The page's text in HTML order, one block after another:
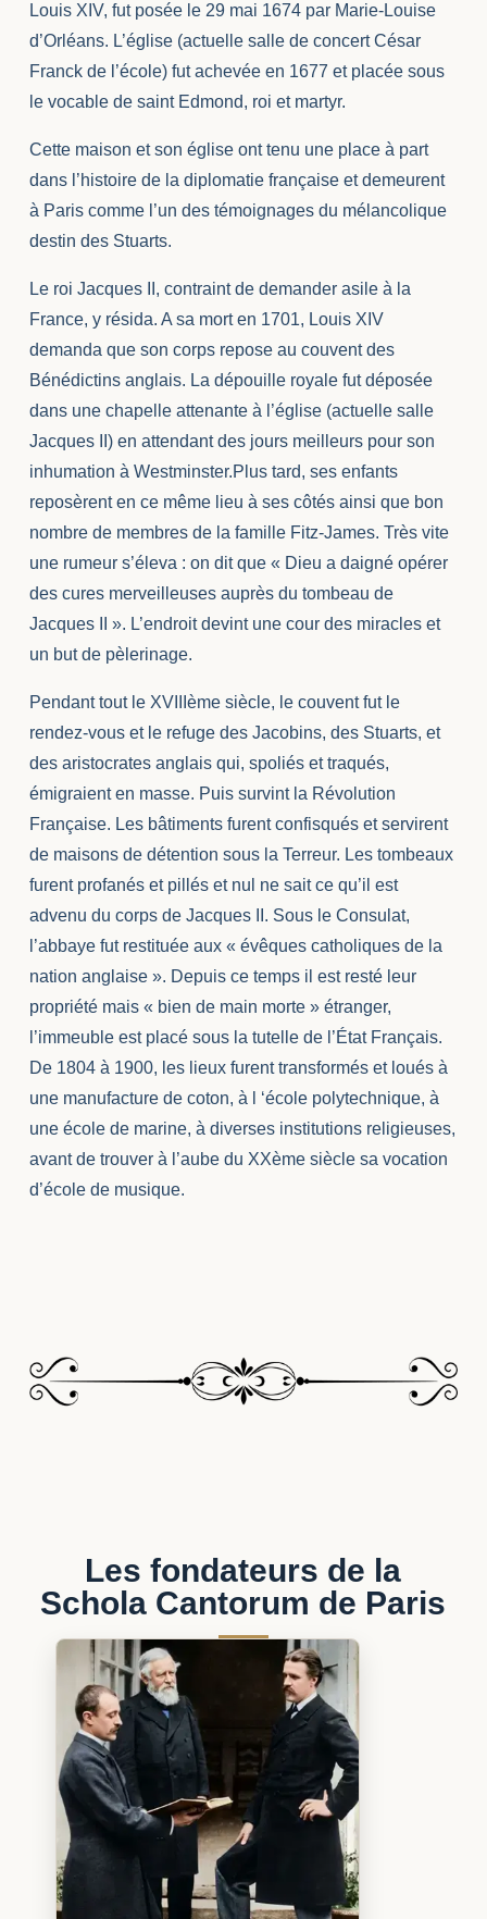
Louis XIV, fut posée le 29 mai 1674 par Marie-Louise
d’Orléans. L’église (actuelle salle de concert César
Franck de l’école) fut achevée en 1677 et placée sous
le vocable de saint Edmond, roi et martyr.
Cette maison et son église ont tenu une place à part
dans l’histoire de la diplomatie française et demeurent
à Paris comme l’un des témoignages du mélancolique
destin des Stuarts.
Le roi Jacques II, contraint de demander asile à la
France, y résida. A sa mort en 1701, Louis XIV
demanda que son corps repose au couvent des
Bénédictins anglais. La dépouille royale fut déposée
dans une chapelle attenante à l’église (actuelle salle
Jacques II) en attendant des jours meilleurs pour son
inhumation à Westminster.Plus tard, ses enfants
reposèrent en ce même lieu à ses côtés ainsi que bon
nombre de membres de la famille Fitz-James. Très vite
une rumeur s’éleva : on dit que « Dieu a daigné opérer
des cures merveilleuses auprès du tombeau de
Jacques II ». L’endroit devint une cour des miracles et
un but de pèlerinage.
Pendant tout le XVIIIème siècle, le couvent fut le
rendez-vous et le refuge des Jacobins, des Stuarts, et
des aristocrates anglais qui, spoliés et traqués,
émigraient en masse. Puis survint la Révolution
Française. Les bâtiments furent confisqués et servirent
de maisons de détention sous la Terreur. Les tombeaux
furent profanés et pillés et nul ne sait ce qu’il est
advenu du corps de Jacques II. Sous le Consulat,
l’abbaye fut restituée aux « évêques catholiques de la
nation anglaise ». Depuis ce temps il est resté leur
propriété mais « bien de main morte » étranger,
l’immeuble est placé sous la tutelle de l’État Français.
De 1804 à 1900, les lieux furent transformés et loués à
une manufacture de coton, à l ‘école polytechnique, à
une école de marine, à diverses institutions religieuses,
avant de trouver à l’aube du XXème siècle sa vocation
d’école de musique.
Les fondateurs de la
Schola Cantorum de Paris